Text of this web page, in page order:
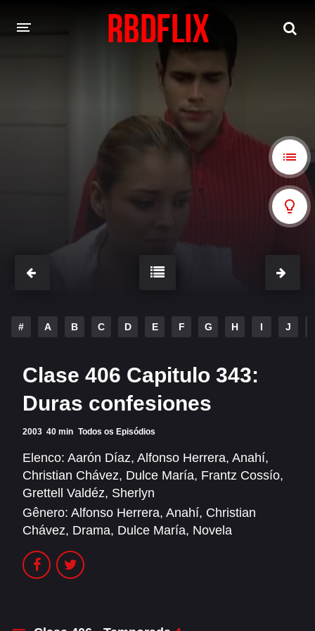
Rebelde: En Español Rebelde: Dublado
Christian Chávez Christopher Von Uckermann
Alfonso Herrera Anahí
Dulce María Maite Perroni
RBD
Alfonso Herrera Anahí
Christian Chávez
Dulce María Maite Perroni
RBD
# A B C D E F G H I J
Clase 406 Capitulo 343:
Duras confesiones
2003 40 min Todos os Episódios
Elenco: Aarón Díaz, Alfonso Herrera, Anahí,
Christian Chávez, Dulce María, Frantz Cossío,
Grettell Valdéz, Sherlyn
Gênero: Alfonso Herrera, Anahí, Christian
Chávez, Drama, Dulce María, Novela